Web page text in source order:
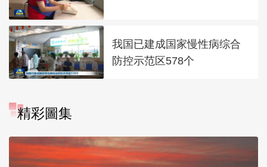
我国已建成国家慢性病综合
防控示范区578个
精彩圖集